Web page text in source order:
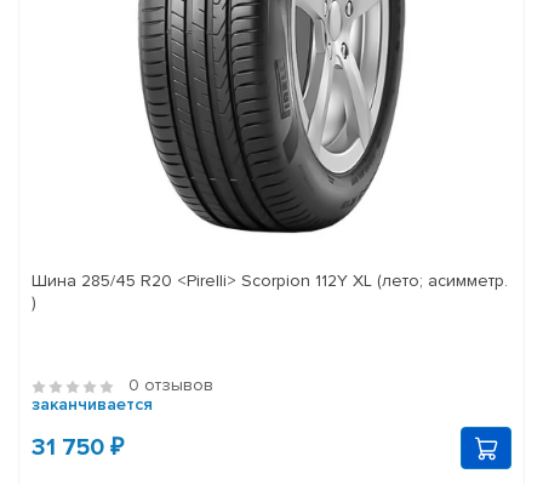
Шина 285/45 R20 <Pirelli> Scorpion 112Y XL (лето; асимметр.
)
0 отзывов
заканчивается
31 750 ₽